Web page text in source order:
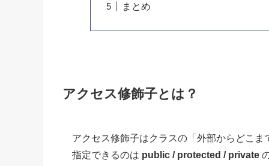
まとめ
アクセス修飾子とは？
アクセス修飾子はクラスの「外部からどこ
指定できるのは public / protected / private